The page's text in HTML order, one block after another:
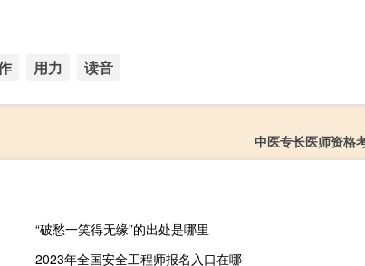
用力 读音
中医专长医师资格
“破愁一笑得无缘”的出处是哪里
2023年全国安全工程师报名入口在哪